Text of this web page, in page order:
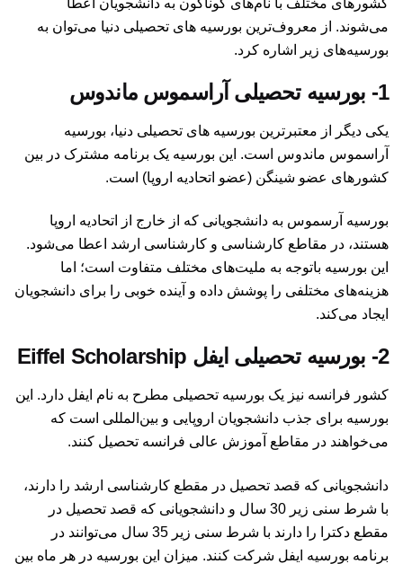
می‌شوند. از معروف‌ترین بورسیه های تحصیلی دنیا می‌توان به
بورسیه‌های زیر اشاره کرد.
1- بورسیه تحصیلی آراسموس ماندوس
یکی دیگر از معتبرترین بورسیه های تحصیلی دنیا، بورسیه
آراسموس ماندوس است. این بورسیه یک برنامه مشترک در بین
کشورهای عضو شینگن (عضو اتحادیه اروپا) است.
بورسیه آرسموس به دانشجویانی که از خارج از اتحادیه اروپا
هستند، در مقاطع کارشناسی و کارشناسی ارشد اعطا می‌شود.
این بورسیه باتوجه به ملیت‌های مختلف متفاوت است؛ اما
هزینه‌های مختلفی را پوشش داده و آینده خوبی را برای دانشجویان
ایجاد می‌کند.
2- بورسیه تحصیلی ایفل Eiffel Scholarship
کشور فرانسه نیز یک بورسیه تحصیلی مطرح به نام ایفل دارد. این
بورسیه برای جذب دانشجویان اروپایی و بین‌المللی است که
می‌خواهند در مقاطع آموزش عالی فرانسه تحصیل کنند.
دانشجویانی که قصد تحصیل در مقطع کارشناسی ارشد را دارند،
با شرط سنی زیر 30 سال و دانشجویانی که قصد تحصیل در
مقطع دکترا را دارند با شرط سنی زیر 35 سال می‌توانند در
برنامه بورسیه ایفل شرکت کنند. میزان این بورسیه در هر ماه بین